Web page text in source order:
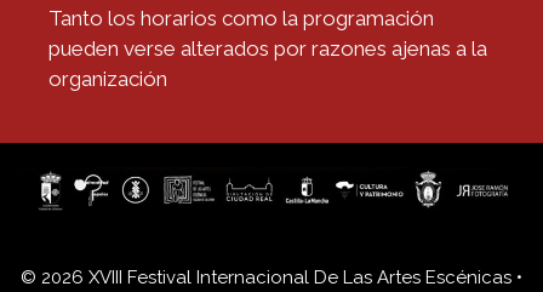
Tanto los horarios como la programación
pueden verse alterados por razones ajenas a la
organización
© 2026 XVIII Festival Internacional De Las Artes Escénicas •